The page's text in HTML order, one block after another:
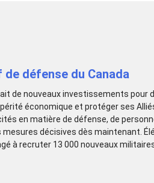
défense du Canada
de nouveaux investissements pour
économique et protéger ses
en matière de défense, de
décisives dès maintenant.
à recruter 13 000 nouveaux militaires